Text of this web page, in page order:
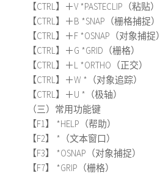
【CTRL】＋V *PASTECLIP（粘贴）
【CTRL】＋B *SNAP（栅格捕捉）
【CTRL】＋F *OSNAP（对象捕捉）
【CTRL】＋G *GRID（栅格）
【CTRL】＋L *ORTHO（正交）
【CTRL】＋W *（对象追踪）
【CTRL】＋U *（极轴）
（三）常用功能键
【F1】 *HELP（帮助）
【F2】 *（文本窗口）
【F3】 *OSNAP（对象捕捉）
【F7】 *GRIP（栅格）